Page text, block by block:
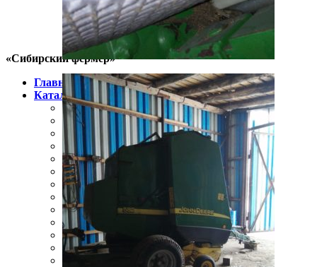
«Сибирский фермер»
Главная
Каталог
Пресс-подборщик
Косилки
Навесное и прицепное оборудование
Минитракторы
Тракторы
Техника для агрологистики
Зерносушилки
Мульчеры
Почвенные фрезы
Опрыскиватели
Техника для обработки почвы
Запчасти для техники
Зерноперерабатывающее оборудование,